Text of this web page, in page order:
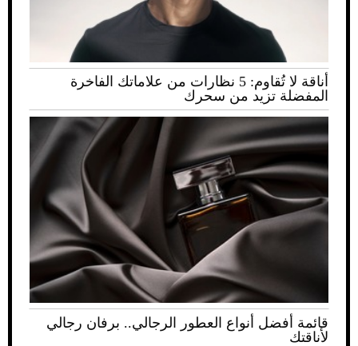
أناقة لا تُقاوم: 5 نظارات من علاماتك الفاخرة
المفضلة تزيد من سحرك
قائمة أفضل أنواع العطور الرجالي.. برفان رجالي
لأناقتك